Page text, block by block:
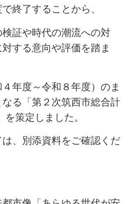
終了することから、
証や時代の潮流への対
する意向や評価を踏ま
年度～令和８年度）のま
る「第２次筑西市総合計
策定しました。
、別添資料をご確認くだ